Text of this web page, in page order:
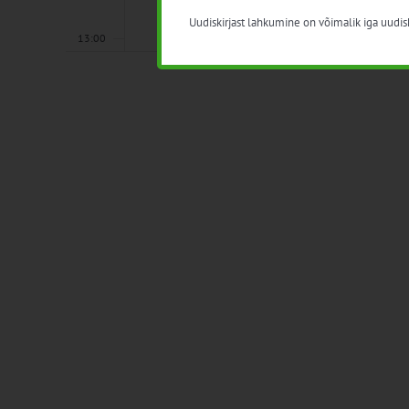
13:00
Uudiskirjast lahkumine on võimalik iga